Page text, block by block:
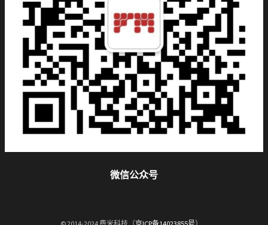
微信公众号